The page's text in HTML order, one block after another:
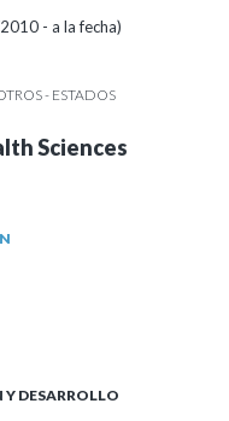
- a la fecha)
- ESTADOS
Sciences
DESARROLLO